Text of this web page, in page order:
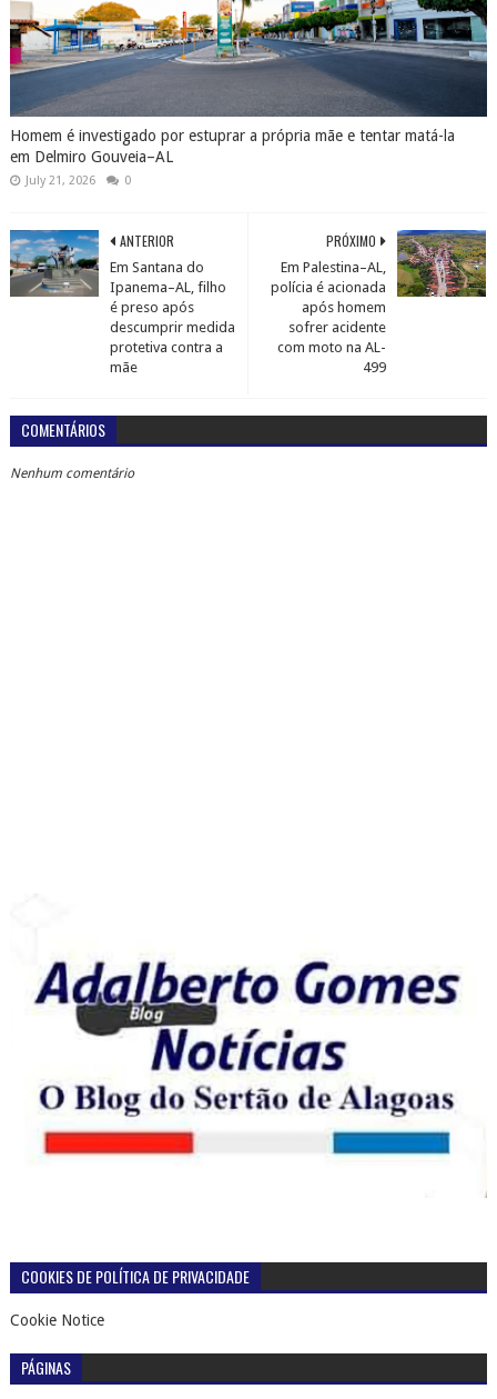
Homem é investigado por estuprar a própria mãe e tentar matá-la
em Delmiro Gouveia–AL
July 21, 2026 0
PRÓXIMO
Em Palestina–AL,
polícia é acionada
após homem
sofrer acidente
com moto na AL-
499
ANTERIOR
Em Santana do
Ipanema–AL, filho
é preso após
descumprir medida
protetiva contra a
mãe
COMENTÁRIOS
Nenhum comentário
COOKIES DE POLÍTICA DE PRIVACIDADE
Cookie Notice
PÁGINAS